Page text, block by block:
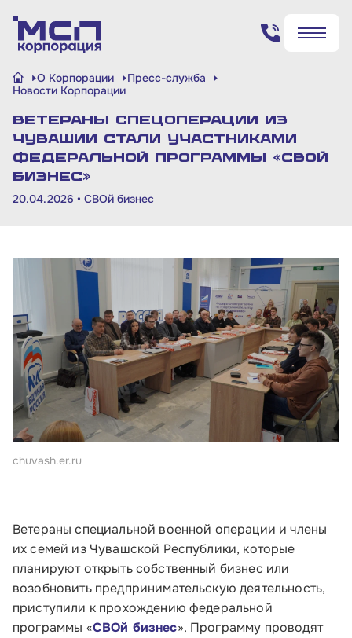
Найти
Поиск по сайту
✖
Найти
О Корпорации
Пресс-служба
Новости Корпорации
Ветераны спецоперации из
Чувашии стали участниками
федеральной программы «СВОй
бизнес»
20.04.2026 • СВОй бизнес
chuvash.er.ru
Ветераны специальной военной операции и члены
их семей из Чувашской Республики, которые
планируют открыть собственный бизнес или
возобновить предпринимательскую деятельность,
приступили к прохождению федеральной
программы «СВОй бизнес». Программу проводят